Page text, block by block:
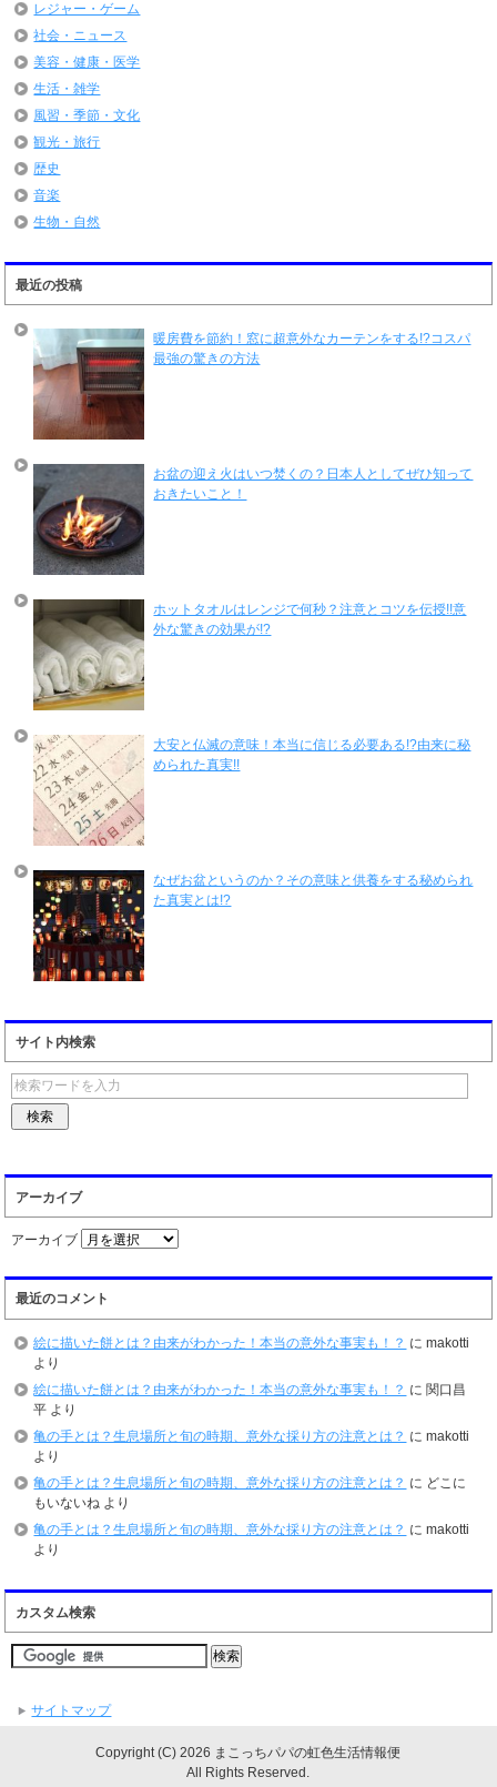
レジャー・ゲーム
社会・ニュース
美容・健康・医学
生活・雑学
風習・季節・文化
観光・旅行
歴史
音楽
生物・自然
最近の投稿
暖房費を節約！窓に超意外なカーテンをする!?コスパ
最強の驚きの方法
お盆の迎え火はいつ焚くの？日本人としてぜひ知って
おきたいこと！
ホットタオルはレンジで何秒？注意とコツを伝授!!意
外な驚きの効果が!?
大安と仏滅の意味！本当に信じる必要ある!?由来に秘
められた真実!!
なぜお盆というのか？その意味と供養をする秘められ
た真実とは!?
サイト内検索
アーカイブ
アーカイブ
最近のコメント
絵に描いた餅とは？由来がわかった！本当の意外な事実も！？ にmakotti
より
絵に描いた餅とは？由来がわかった！本当の意外な事実も！？ に 関口昌
平 より
亀の手とは？生息場所と旬の時期、意外な採り方の注意とは？ にmakotti
より
亀の手とは？生息場所と旬の時期、意外な採り方の注意とは？ に どこに
もいないね より
亀の手とは？生息場所と旬の時期、意外な採り方の注意とは？ にmakotti
より
カスタム検索
サイトマップ
Copyright (C) 2026 まこっちパパの虹色生活情報便
All Rights Reserved.